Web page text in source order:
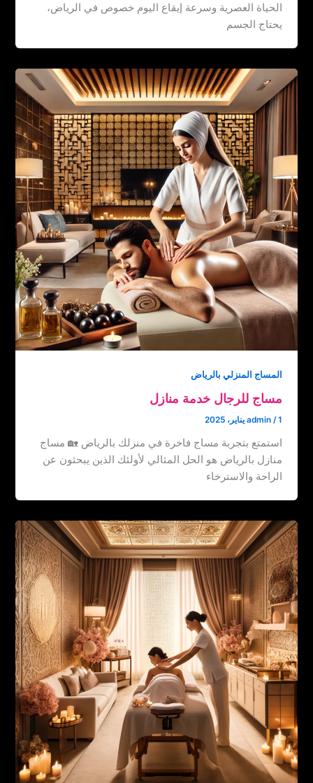
الحياة العصرية وسرعة إيقاع اليوم خصوص في الرياض،
يحتاج الجسم
المساج المنزلي بالرياض
مساج للرجال خدمة منازل
admin /1 يناير، 2025
استمتع بتجربة مساج فاخرة في منزلك بالرياض 🏡 مساج
منازل بالرياض هو الحل المثالي لأولئك الذين يبحثون عن
الراحة والاسترخاء